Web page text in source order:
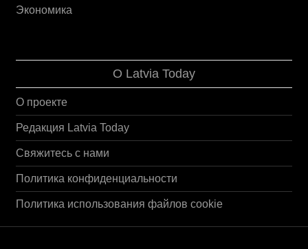
Экономика
О Latvia Today
О проекте
Редакция Latvia Today
Свяжитесь с нами
Политика конфиденциальности
Политика использования файлов cookie